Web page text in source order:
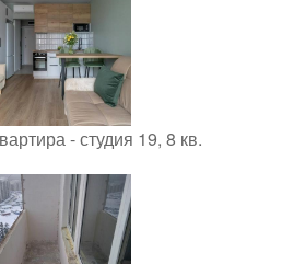
- студия 19, 8 кв.